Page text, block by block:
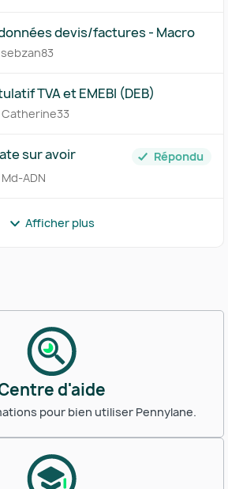
devis/factures - Macro
sebzan83
TVA et EMEBI (DEB)
Catherine33
sur avoir
Répondu
Md-ADN
Afficher plus
d'aide
pour bien utiliser Pennylane.